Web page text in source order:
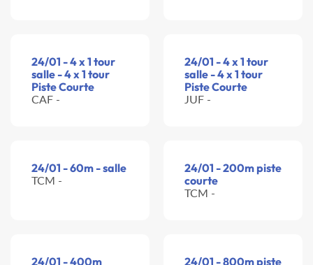
24/01 - 4 x 1 tour
salle - 4 x 1 tour
Piste Courte
CAF -
24/01 - 4 x 1 tour
salle - 4 x 1 tour
Piste Courte
JUF -
24/01 - 60m - salle
TCM -
24/01 - 200m piste
courte
TCM -
24/01 - 400m 24/01 - 800m piste